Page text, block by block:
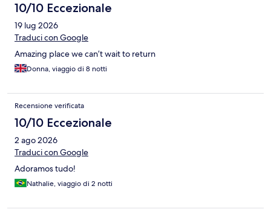
10/10 Eccezionale
19 lug 2026
Traduci con Google
Amazing place we can’t wait to return
Donna, viaggio di 8 notti
Recensione verificata
10/10 Eccezionale
2 ago 2026
Traduci con Google
Adoramos tudo!
Nathalie, viaggio di 2 notti